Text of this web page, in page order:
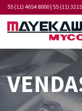
55 (11) 4654 8000| 55 (11)
Quem somos
Programa de Integridade
Mercados